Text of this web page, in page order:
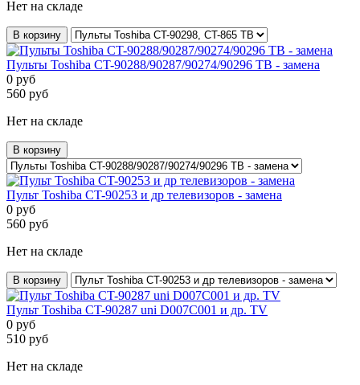
Нет на складе
В корзину
Пульты Toshiba CT-90288/90287/90274/90296 ТВ - замена
0 руб
560 руб
Нет на складе
В корзину
Пульт Toshiba CT-90253 и др телевизоров - замена
0 руб
560 руб
Нет на складе
В корзину
Пульт Toshiba CT-90287 uni D007C001 и др. TV
0 руб
510 руб
Нет на складе